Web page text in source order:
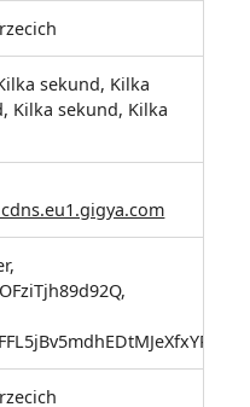
sekund, Kilka
Kilka sekund, Kilka
cdns.eu1.gigya.com